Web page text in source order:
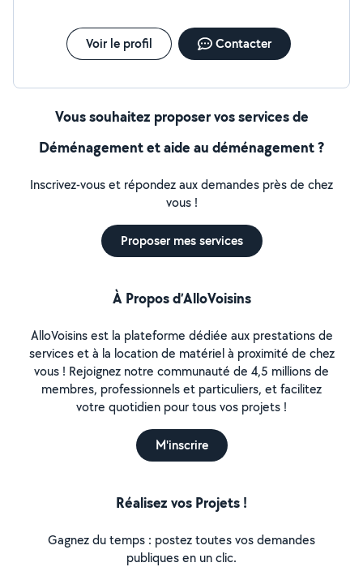
Voir le profil Contacter
Vous souhaitez proposer vos services de
Déménagement et aide au déménagement ?
Inscrivez-vous et répondez aux demandes près de chez
vous !
Proposer mes services
À Propos d’AlloVoisins
AlloVoisins est la plateforme dédiée aux prestations de
services et à la location de matériel à proximité de chez
vous ! Rejoignez notre communauté de 4,5 millions de
membres, professionnels et particuliers, et facilitez
votre quotidien pour tous vos projets !
M'inscrire
Réalisez vos Projets !
Gagnez du temps : postez toutes vos demandes
publiques en un clic.